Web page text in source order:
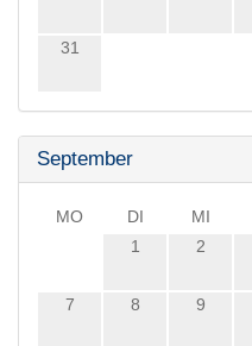
31
September
MO DI MI
1
2
7 8 9